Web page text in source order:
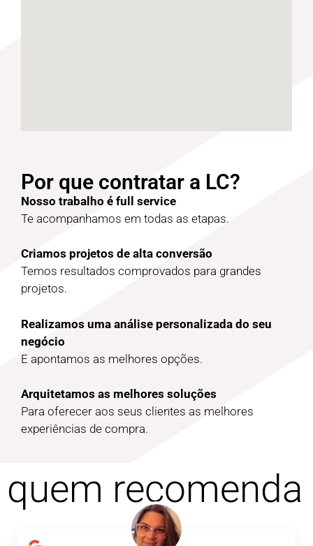
Por que contratar a LC?
Nosso trabalho é full service
Te acompanhamos em todas as etapas.
Criamos projetos de alta conversão
Temos resultados comprovados para grandes
projetos.
Realizamos uma análise personalizada do seu
negócio
E apontamos as melhores opções.
Arquitetamos as melhores soluções
Para oferecer aos seus clientes as melhores
experiências de compra.
quem recomenda